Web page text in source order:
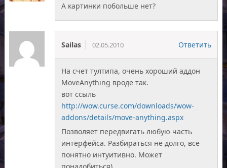
А картинки побольше нет?
Sailas 02.05.2010 Ответить
На счет тултипа, очень хороший аддон
MoveAnything вроде так.
вот ссыль
http://wow.curse.com/downloads/wow-
addons/details/move-anything.aspx
Позволяет передвигать любую часть
интерфейса. Разбираться не долго, все
понятно интуитивно. Может